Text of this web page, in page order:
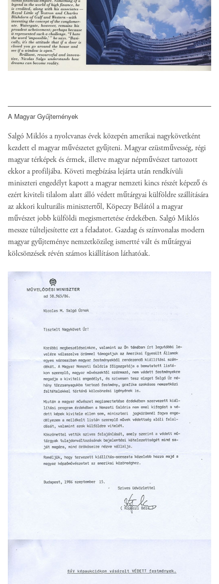
A Magyar Gyűjtemények
Salgó Miklós a nyolcvanas évek közepén amerikai nagykövetként
kezdett el magyar művészetet gyűjteni. Magyar ezüstművesség, régi
magyar térképek és érmek, illetve magyar népművészet tartozott
ekkor a profiljába. Követi megbízása lejárta után rendkívüli
miniszteri engedélyt kapott a magyar nemzeti kincs részét képező és
ezért kiviteli tilalom alatt álló védett műtárgyai külföldre szállítására
az akkori kulturális minisztertől, Köpeczy Bélától a magyar
művészet jobb külföldi megismertetése érdekében. Salgó Miklós
messze túlteljesítette ezt a feladatot. Gazdag és színvonalas modern
magyar gyűjteménye nemzetközileg ismertté vált és műtárgyai
kölcsönzések révén számos kiállításon láthatóak.